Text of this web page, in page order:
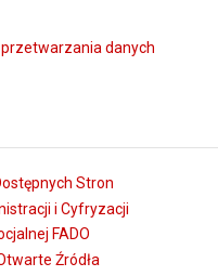
danych